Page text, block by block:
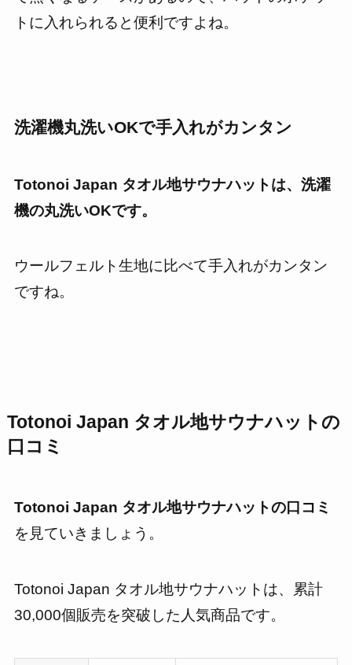
トに入れられると便利ですよね。
洗濯機丸洗いOKで手入れがカンタン
Totonoi Japan タオル地サウナハットは、洗濯
機の丸洗いOKです。
ウールフェルト生地に比べて手入れがカンタン
ですね。
Totonoi Japan タオル地サウナハット の
口コミ
Totonoi Japan タオル地サウナハットの口コミ
を見ていきましょう。
Totonoi Japan タオル地サウナハットは、累計
30,000個販売を突破した人気商品です。